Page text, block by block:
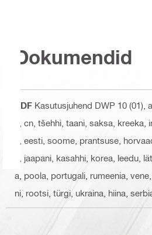
Dokumendid
PDF Kasutusjuhend DWP 10 (01) ,
a, cn, tšehhi, taani, saksa, kreeka,
a, eesti, soome, prantsuse,
a, jaapani, kasahhi, korea, leedu,
a, poola, portugali, rumeenia,
ni, rootsi, türgi, ukraina, hiina,